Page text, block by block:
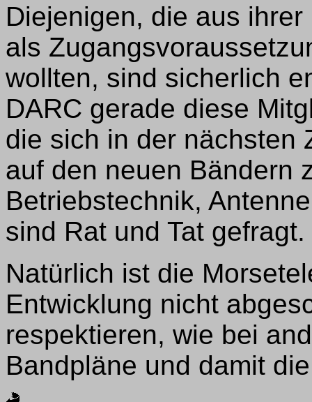
Diejenigen, die aus
als
wollten, sind sicherlich
DARC gerade diese
die sich in der nächsten
auf den neuen Bändern
Betriebstechnik,
sind Rat und Tat gefragt.
Natürlich ist die
Entwicklung nicht
respektieren, wie bei
Bandpläne und damit